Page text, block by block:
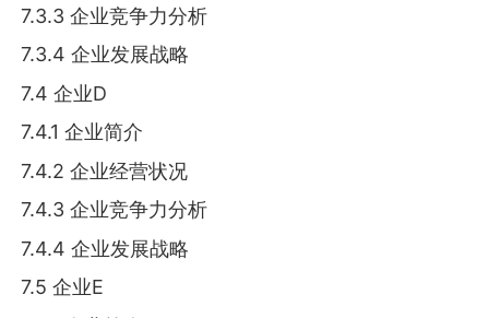
7.3.3 企业竞争力分析
7.3.4 企业发展战略
7.4 企业D
7.4.1 企业简介
7.4.2 企业经营状况
7.4.3 企业竞争力分析
7.4.4 企业发展战略
7.5 企业E